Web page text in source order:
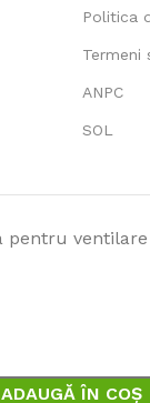
Politica
Termeni
ANPC
SOL
ADAUGĂ ÎN COȘ